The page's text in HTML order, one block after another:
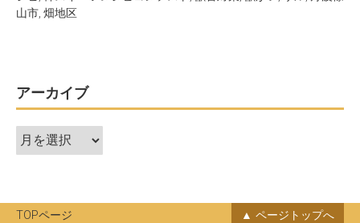
山市 畑地区
アーカイブ
ア
ー
ブ
TOPページ ページトップへ